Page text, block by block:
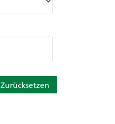
Zurücksetzen